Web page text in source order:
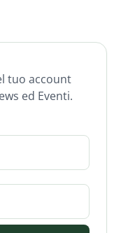
tuo account
ed Eventi.